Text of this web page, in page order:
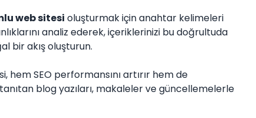
web sitesi oluşturmak için anahtar kelimeleri
analiz ederek, içeriklerinizi bu doğrultuda
bir akış oluşturun.
SEO performansını artırır hem de
blog yazıları, makaleler ve güncellemelerle